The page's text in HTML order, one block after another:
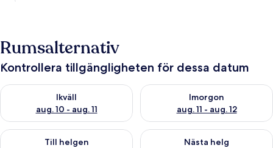
Rumsalternativ
Kontrollera tillgängligheten för dessa datum
Ikväll
aug. 10 - aug. 11
Kontrollera tillgängligheten för ikväll aug. 10 - aug. 11
Imorgon
aug. 11 - aug. 12
Kontrollera tillgängligheten
Till helgen
Kontrollera tillgängligheten för den här helgen aug. 14 - aug.
Nästa helg
Kontrollera tillgängligheten